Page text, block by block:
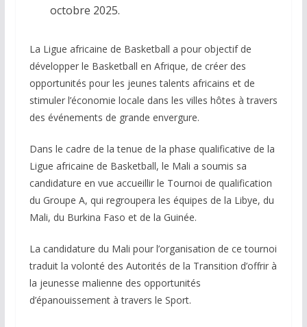
octobre 2025.
La Ligue africaine de Basketball a pour objectif de
développer le Basketball en Afrique, de créer des
opportunités pour les jeunes talents africains et de
stimuler l’économie locale dans les villes hôtes à travers
des événements de grande envergure.
Dans le cadre de la tenue de la phase qualificative de la
Ligue africaine de Basketball, le Mali a soumis sa
candidature en vue accueillir le Tournoi de qualification
du Groupe A, qui regroupera les équipes de la Libye, du
Mali, du Burkina Faso et de la Guinée.
La candidature du Mali pour l’organisation de ce tournoi
traduit la volonté des Autorités de la Transition d’offrir à
la jeunesse malienne des opportunités
d’épanouissement à travers le Sport.